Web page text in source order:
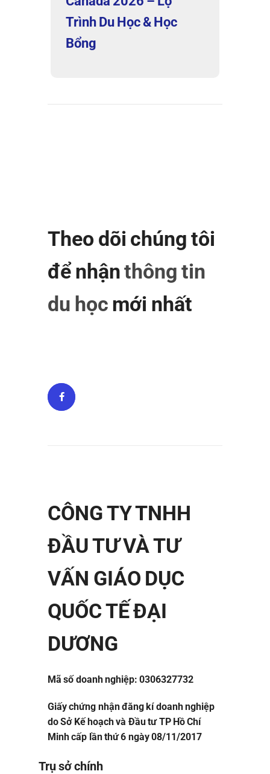
Trình Du Học & Học
Bổng
Theo dõi chúng tôi
để nhậnthông tin
du học mới nhất
CÔNG TY TNHH
ĐẦU TƯ VÀ TƯ
VẤN GIÁO DỤC
QUỐC TẾ ĐẠI
DƯƠNG
Mã số doanh nghiệp: 0306327732
Giấy chứng nhận đăng kí doanh nghiệp
do Sở Kế hoạch và Đầu tư TP Hồ Chí
Minh cấp lần thứ 6 ngày 08/11/2017
Trụ sở chính